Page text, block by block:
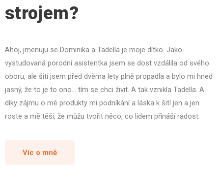
strojem?
Ahoj, jmenuju se Dominika a Tadella je moje dítko. Jako
vystudovaná porodní asistentka jsem se dost vzdálila od svého
oboru, ale šití jsem před dvěma lety plně propadla a bylo mi hned
jasný, že to je to ono… tím se chci živit. A tak vznikla Tadella. A
díky zájmu o mé produkty mi podníkání a láska k šití jen a jen
roste a mě těší, že můžu tvořit něco, co lidem přináší radost.
Víc o mně